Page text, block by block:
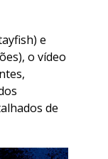
e
o vídeo
de